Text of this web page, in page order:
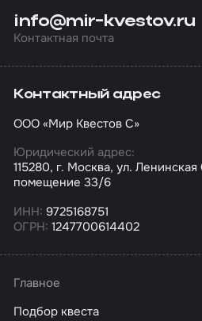
info@mir-kvestov.ru
Контактная почта
Контактный адрес
ООО «Мир Квестов С»
Юридический адрес:
115280, г. Москва, ул.
помещение 33/6
ИНН: 9725168751
ОГРН: 1247700614402
Главное
Подбор квеста